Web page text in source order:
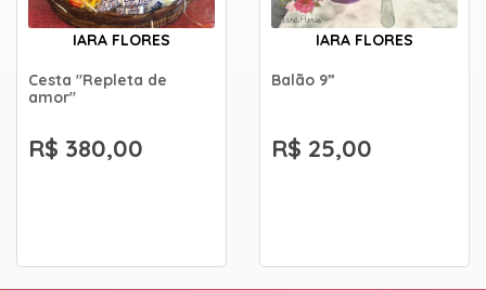
IARA FLORES
Cesta "Repleta de
amor"
R$ 380,00
IARA FLORES
Balão 9”
R$ 25,00